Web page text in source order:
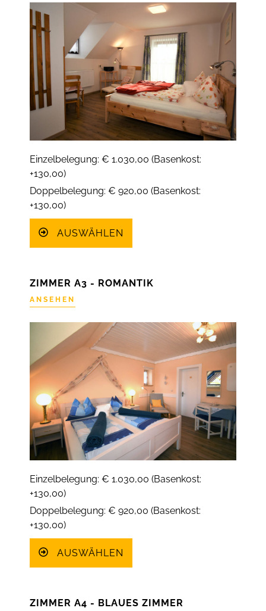
Einzelbelegung: € 1.030,00 (Basenkost:
+130,00)
Doppelbelegung: € 920,00 (Basenkost:
+130,00)
AUSWÄHLEN
ZIMMER A3 - ROMANTIK
ANSEHEN
Einzelbelegung: € 1.030,00 (Basenkost:
+130,00)
Doppelbelegung: € 920,00 (Basenkost:
+130,00)
AUSWÄHLEN
ZIMMER A4 - BLAUES ZIMMER